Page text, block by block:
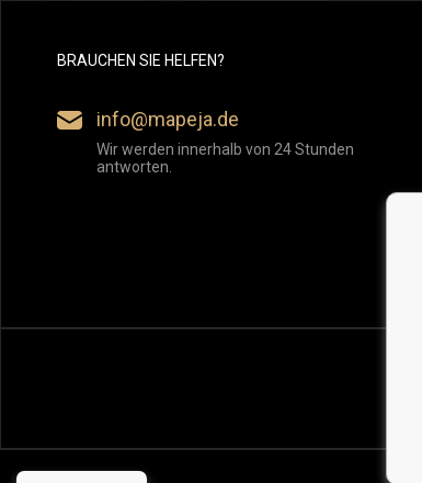
BRAUCHEN SIE HELFEN?
info@mapeja.de
Wir werden innerhalb von 24 Stunden
antworten.